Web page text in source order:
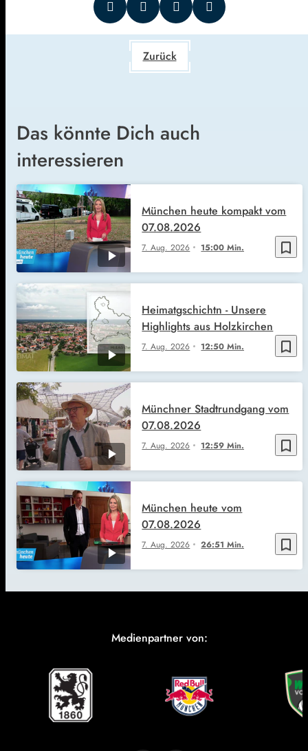
Zurück
Das könnte Dich auch
interessieren
bookmark_border
7. Aug. 2026 15:00 Min.
München heute kompakt vom
07.08.2026
bookmark_border
7. Aug. 2026 12:50 Min.
Heimatgschichtn - Unsere
Highlights aus Holzkirchen
bookmark_border
7. Aug. 2026 12:59 Min.
Münchner Stadtrundgang vom
07.08.2026
bookmark_border
7. Aug. 2026 26:51 Min.
München heute vom
07.08.2026
Medienpartner von: